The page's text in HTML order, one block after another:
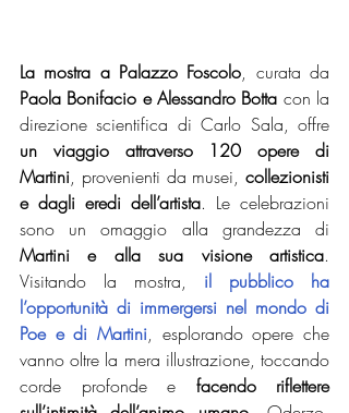
La mostra a Palazzo Foscolo, curata da
Paola Bonifacio e Alessandro Botta con la
un viaggio attraverso 120 opere di
Martini, provenienti da musei, collezionisti
e dagli eredi dell’artista. Le celebrazioni
sono un omaggio alla grandezza di
Martini e alla sua visione artistica.
Visitando la mostra,
il pubblico ha
l’opportunità di immergersi nel mondo di
Poe e di Martini, esplorando opere che
vanno oltre la mera illustrazione, toccando
corde profonde e facendo riflettere